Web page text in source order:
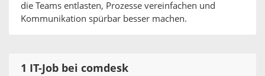
die Teams entlasten, Prozesse vereinfachen und
Kommunikation spürbar besser machen.
1 IT-Job bei comdesk